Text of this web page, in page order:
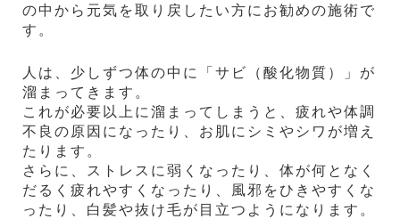
の中から元気を取り戻したい方にお勧めの施術で
す。
人は、少しずつ体の中に「サビ（酸化物質）」が
溜まってきます。
これが必要以上に溜まってしまうと、疲れや体調
不良の原因になったり、お肌にシミやシワが増え
たります。
さらに、ストレスに弱くなったり、体が何となく
だるく疲れやすくなったり、風邪をひきやすくな
ったり、白髪や抜け毛が目立つようになります。